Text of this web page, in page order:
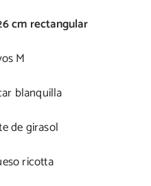
cm rectangular
M
blanquilla
de girasol
ricotta